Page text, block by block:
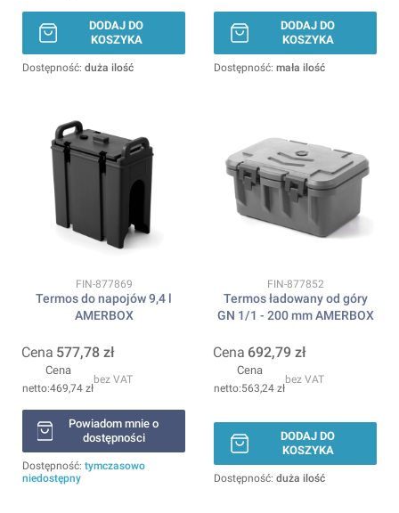
DODAJ DO
KOSZYKA
Dostępność: duża ilość
DODAJ DO
KOSZYKA
Dostępność: mała ilość
Kod produktu
FIN-877869
Termos do napojów 9,4 l
AMERBOX
Cena 577,78 zł
Cena
469,74 zł
bez VAT
Powiadom mnie o
dostępności
Dostępność: tymczasowo
niedostępny
Kod produktu
FIN-877852
Termos ładowany od góry
GN 1/1 - 200 mm AMERBOX
Cena 692,79 zł
Cena
563,24 zł
bez VAT
DODAJ DO
KOSZYKA
Dostępność: duża ilość